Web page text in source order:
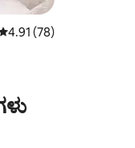
ರಲ್ಲಿ 4.91 ಸರಾಸರಿ ರೇಟಿಂಗ್,
4.91 (78)